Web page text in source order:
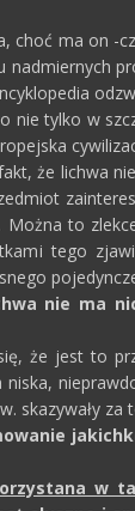
choć ma on
tylko w
że lichwa
to
tego
nie ma
że jest to
skazywały za
w